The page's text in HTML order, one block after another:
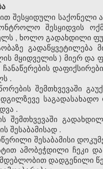
შესყიდული საქონელი
შესყიდვის
, ხოლო გადახდილი
გადაწყვეტილება
მყიდველის ) მიერ და
ჩანაწერების
.
შემთხვევაში
საგადასახადო
.
შემთხვევაში
შესაბამისად .
შესაბამისი
ამობეჭდილი ჩეკი და
დადგენილი